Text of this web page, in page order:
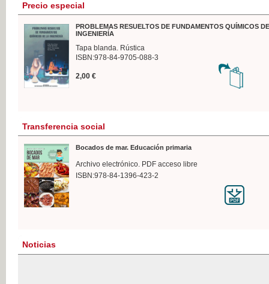
Precio especial
PROBLEMAS RESUELTOS DE FUNDAMENTOS QUÍMICOS
INGENIERÍA
Tapa blanda. Rústica
ISBN:978-84-9705-088-3
2,00 €
Transferencia social
Bocados de mar. Educación primaria
Archivo electrónico. PDF acceso libre
ISBN:978-84-1396-423-2
Noticias